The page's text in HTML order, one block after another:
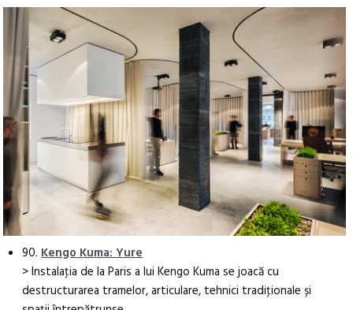
90.Kengo Kuma: Yure
> Instalaţia de la Paris a lui Kengo Kuma se joacă cu
destructurarea tramelor, articulare, tehnici tradiţionale și